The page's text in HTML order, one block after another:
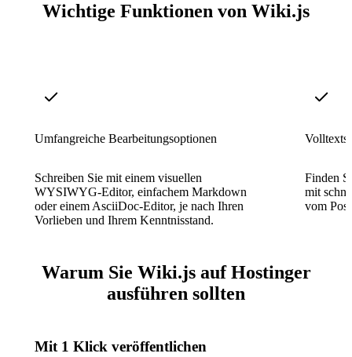
Wichtige Funktionen von Wiki.js
Umfangreiche Bearbeitungsoptionen
Schreiben Sie mit einem visuellen
WYSIWYG-Editor, einfachem Markdown
oder einem AsciiDoc-Editor, je nach Ihren
Vorlieben und Ihrem Kenntnisstand.
Finden
mit
vom
Warum Sie Wiki.js auf Hostinger
ausführen sollten
Mit 1 Klick veröffentlichen